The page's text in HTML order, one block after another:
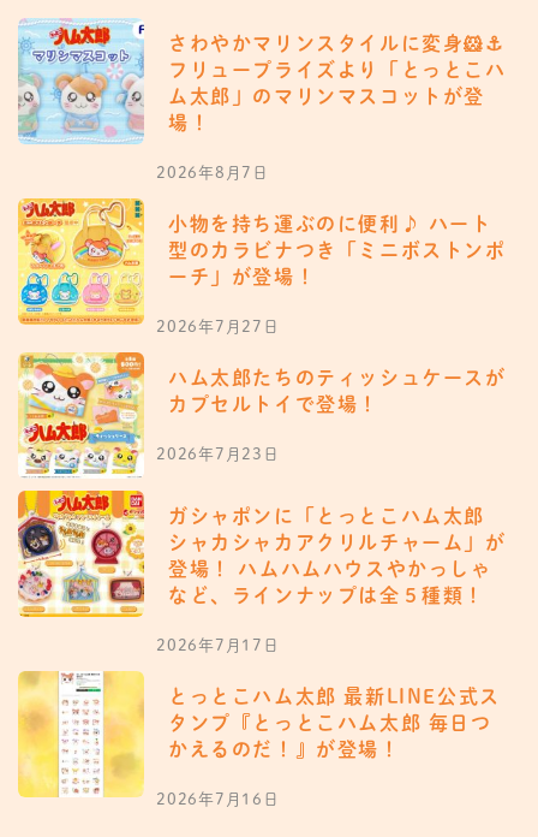
さわやかマリンスタイルに変身🐹⚓️
フリュープライズより「とっとこハ
ム太郎」のマリンマスコットが登
場！
2026年8月7日
小物を持ち運ぶのに便利♪ ハート
型のカラビナつき「ミニボストンポ
ーチ」が登場！
2026年7月27日
ハム太郎たちのティッシュケースが
カプセルトイで登場！
2026年7月23日
ガシャポンに「とっとこハム太郎
シャカシャカアクリルチャーム」が
登場！ ハムハムハウスやかっしゃ
など、ラインナップは全５種類！
2026年7月17日
とっとこハム太郎 最新LINE公式ス
タンプ『とっとこハム太郎 毎日つ
かえるのだ！』が登場！
2026年7月16日